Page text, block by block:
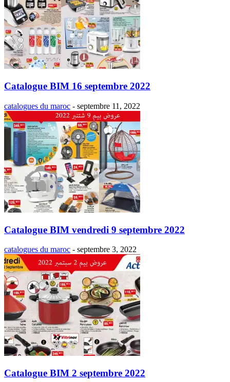
Catalogue BIM 16 septembre 2022
catalogues du maroc - septembre 11, 2022
Catalogue BIM vendredi 9 septembre 2022
catalogues du maroc - septembre 3, 2022
Catalogue BIM 2 septembre 2022